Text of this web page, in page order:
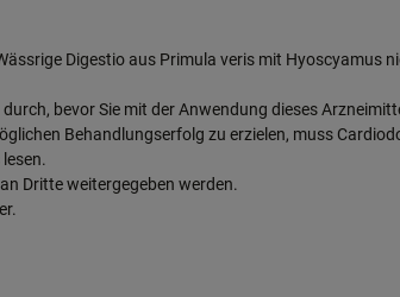
Digestio aus Primula veris mit Hyoscyamus
bevor Sie mit der Anwendung dieses
Behandlungserfolg zu erzielen, muss
Dritte weitergegeben werden.